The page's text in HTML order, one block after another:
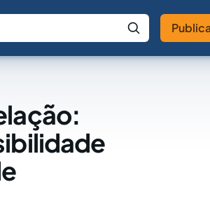
a IA Buscar no Jus